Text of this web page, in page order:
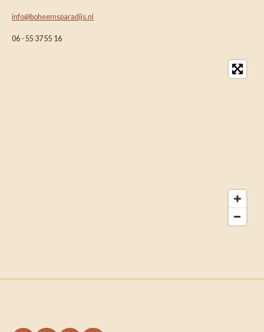
info@boheemsparadijs.nl
06 - 55 37 55 16